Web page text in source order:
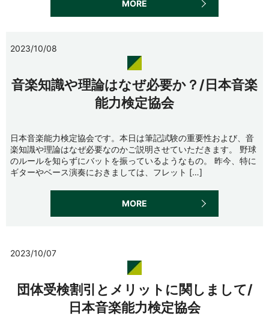
MORE
2023/10/08
音楽知識や理論はなぜ必要か？/日本音楽
能力検定協会
日本音楽能力検定協会です。本日は筆記試験の重要性および、音
楽知識や理論はなぜ必要なのかご説明させていただきます。 野球
のルールを知らずにバットを振っているようなもの。 昨今、特に
ギターやベース演奏におきましては、フレット […]
MORE
2023/10/07
団体受検割引とメリットに関しまして/
日本音楽能力検定協会